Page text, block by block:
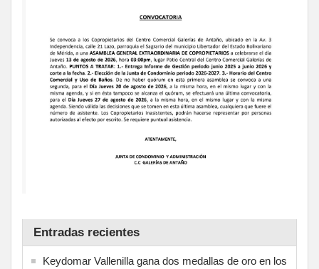
Entradas recientes
Keydomar Vallenilla gana dos medallas de oro en los